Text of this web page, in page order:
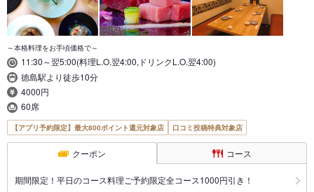
～本格料理をお手頃価格で～
11:30～翌5:00(料理L.O.翌4:00,ドリンクL.O.翌4:00)
徳島駅より徒歩10分
4000円
60席
【アプリ予約限定】最大800ポイント還元対象店 口コミ投稿特典対象店
クーポン コース
期間限定！平日のコース料理ご予約限定全コース1000円引き！